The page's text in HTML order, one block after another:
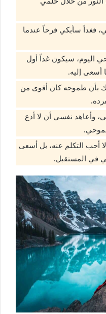
فغداً سأبكي فرحاً عندما
اليوم، سيكون غداً أول
إليه.
بأن طموحه كان أقوى من
وأعاهد نفسي أن لا أدع
أحب التكلم عنه، بل أسعى
في المستقبل.